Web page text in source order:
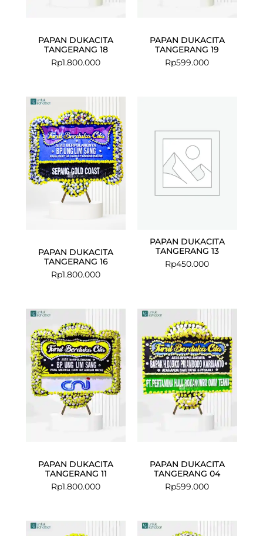
PAPAN DUKACITA
TANGERANG 18
Rp1.800.000
PAPAN DUKACITA
TANGERANG 19
Rp599.000
PAPAN DUKACITA
TANGERANG 16
Rp1.800.000
PAPAN DUKACITA
TANGERANG 13
Rp450.000
PAPAN DUKACITA
TANGERANG 11
Rp1.800.000
PAPAN DUKACITA
TANGERANG 04
Rp599.000